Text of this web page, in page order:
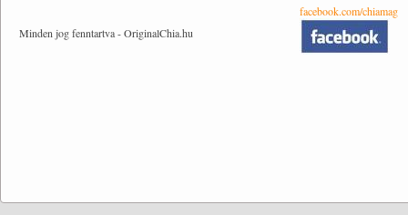
Minden jog fenntartva - OriginalChia.hu
facebook.com/chiamag